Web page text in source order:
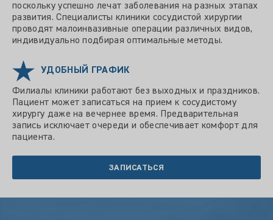
поскольку успешно лечат заболевания на разных этапах
развития. Специалисты клиники сосудистой хирургии
проводят малоинвазивные операции различных видов,
индивидуально подбирая оптимальные методы.
УДОБНЫЙ ГРАФИК
Филиалы клиники работают без выходных и праздников.
Пациент может записаться на прием к сосудистому
хирургу даже на вечернее время. Предварительная
запись исключает очереди и обеспечивает комфорт для
пациента.
ЗАПИСАТЬСЯ